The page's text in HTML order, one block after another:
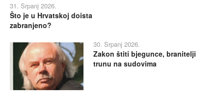
31. Srpanj 2026.
Što je u Hrvatskoj doista
zabranjeno?
30. Srpanj 2026.
Zakon štiti bjegunce, branitelji
trunu na sudovima